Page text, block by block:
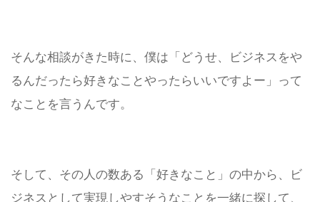
そんな相談がきた時に、僕は「どうせ、ビジネスをや
るんだったら好きなことやったらいいですよー」って
なことを言うんです。
そして、その人の数ある「好きなこと」の中から、ビ
ジネスとして実現しやすそうなことを一緒に探して、